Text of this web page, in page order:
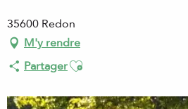
35600 Redon
M'y rendre
PartagerAjouter aux favoris